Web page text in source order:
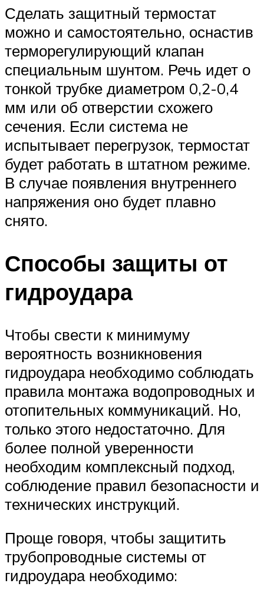
Сделать защитный термостат
можно и самостоятельно, оснастив
терморегулирующий клапан
специальным шунтом. Речь идет о
тонкой трубке диаметром 0,2-0,4
мм или об отверстии схожего
сечения. Если система не
испытывает перегрузок, термостат
будет работать в штатном режиме.
В случае появления внутреннего
напряжения оно будет плавно
снято.
Способы защиты от
гидроудара
Чтобы свести к минимуму
вероятность возникновения
гидроудара необходимо соблюдать
правила монтажа водопроводных и
отопительных коммуникаций. Но,
только этого недостаточно. Для
более полной уверенности
необходим комплексный подход,
соблюдение правил безопасности и
технических инструкций.
Проще говоря, чтобы защитить
трубопроводные системы от
гидроудара необходимо: